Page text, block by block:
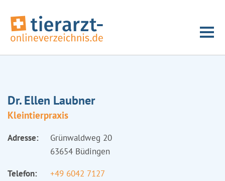
Dr. Ellen Laubner
Kleintierpraxis
Adresse:
Grünwaldweg 20
63654 Büdingen
Telefon:
+49 6042 7127